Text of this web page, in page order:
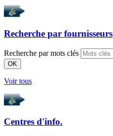
Recherche par fournisseurs
Recherche par mots clés
OK
Voir tous
Centres d'info.